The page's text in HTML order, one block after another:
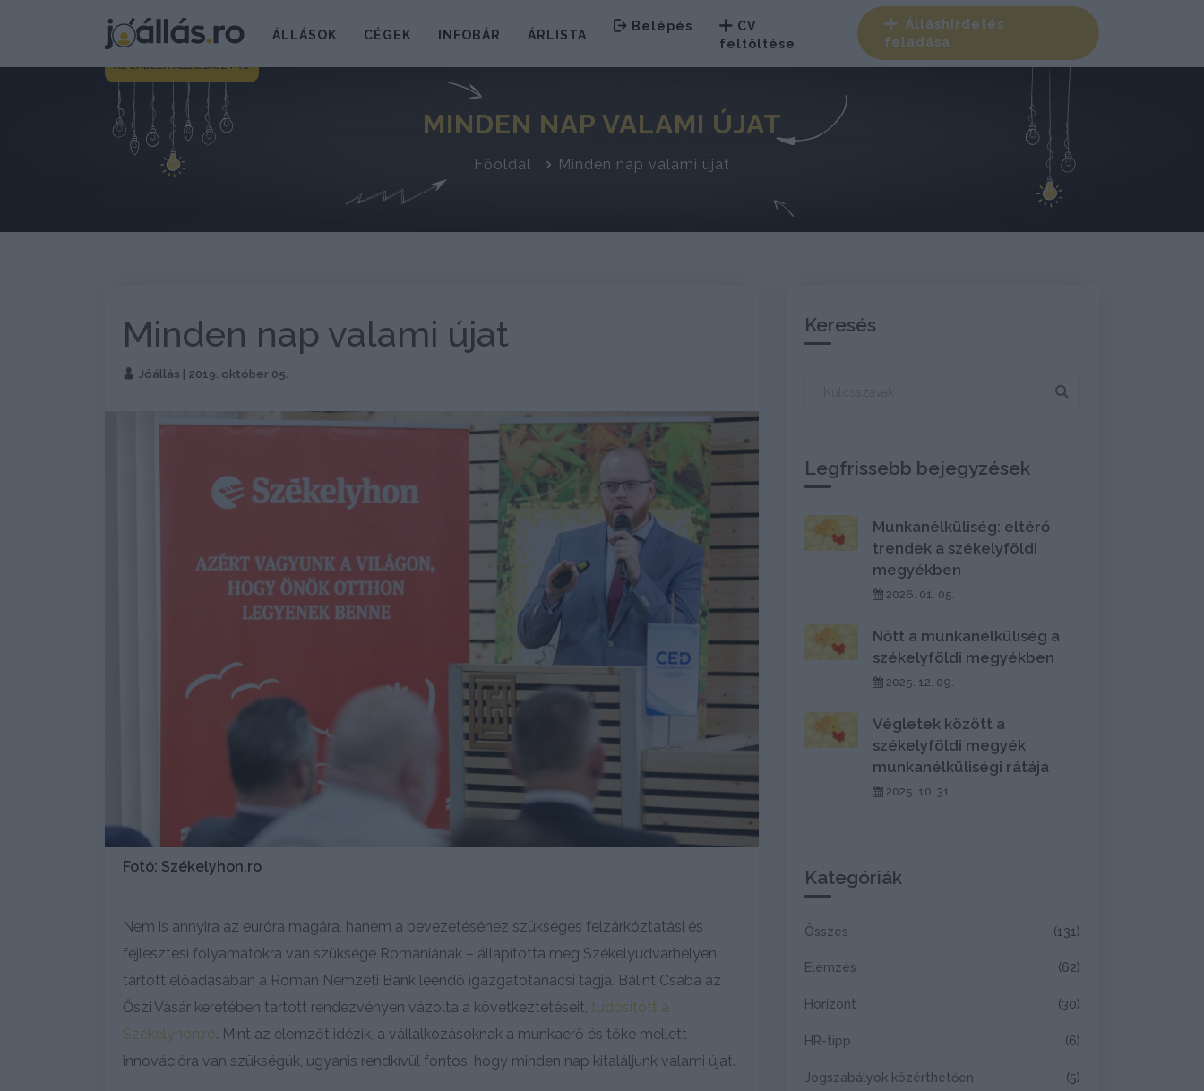
ÁLLÁSOK CÉGEK INFOBÁR ÁRLISTA
Belépés
CV
feltöltése
Álláshirdetés
feladása
AZ ERDÉLYI ÁLLÁSBISZTRÓ
MINDEN NAP VALAMI ÚJAT
Főoldal Minden nap valami újat
Minden nap valami újat
Jóállás | 2019. október 05.
Fotó: Székelyhon.ro
Nem is annyira az euróra magára, hanem a bevezetéséhez szükséges felzárkóztatási és
fejlesztési folyamatokra van szüksége Romániának – állapította meg Székelyudvarhelyen
tartott előadásában a Román Nemzeti Bank leendő igazgatótanácsi tagja. Bálint Csaba az
Őszi Vásár keretében tartott rendezvényen vázolta a következtetéseit, tudósított a
Székelyhon.ro. Mint az elemzőt idézik, a vállalkozásoknak a munkaerő és tőke mellett
innovációra van szükségük, ugyanis rendkívül fontos, hogy minden nap kitaláljunk valami újat.
Keresés
Legfrissebb bejegyzések
Munkanélküliség: eltérő
trendek a székelyföldi
megyékben
2026. 01. 05.
Nőtt a munkanélküliség a
székelyföldi megyékben
2025. 12. 09.
Végletek között a
székelyföldi megyék
munkanélküliségi rátája
2025. 10. 31.
Kategóriák
Összes (131)
Elemzés (62)
Horizont (30)
HR-tipp (6)
Jogszabályok közérthetően (5)